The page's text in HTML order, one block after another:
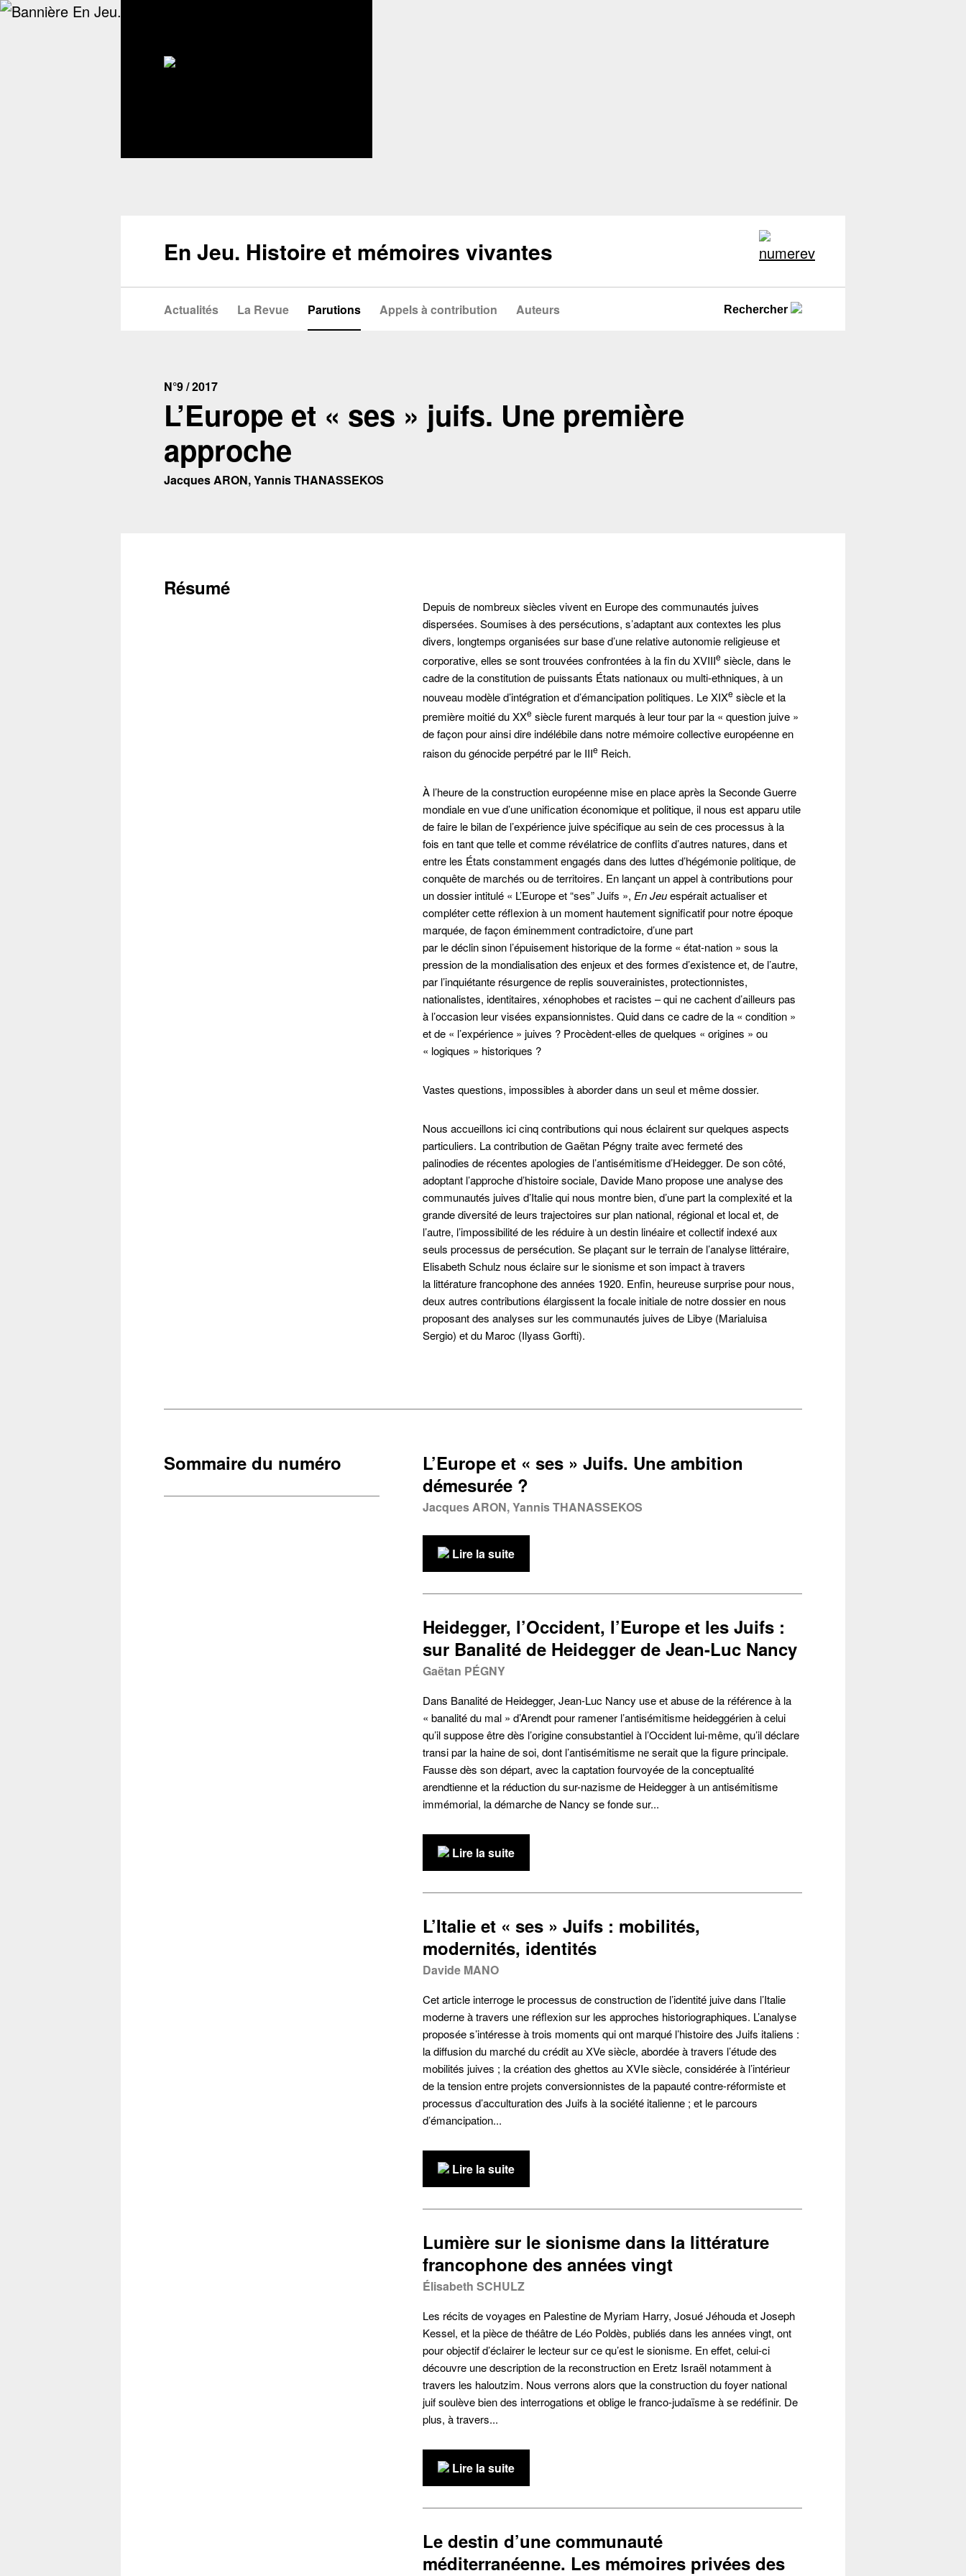
En Jeu. Histoire et mémoires vivantes
Actualités La Revue Parutions Appels à contribution Auteurs Rechercher
N°9 / 2017
L’Europe et « ses » juifs. Une première
approche
Jacques ARON, Yannis THANASSEKOS
Résumé
Depuis de nombreux siècles vivent en Europe des communautés juives
dispersées. Soumises à des persécutions, s’adaptant aux contextes les plus
divers, longtemps organisées sur base d’une relative autonomie religieuse et
corporative, elles se sont trouvées confrontées à la fin du XVIIIe siècle, dans le
cadre de la constitution de puissants États nationaux ou multi-ethniques, à un
nouveau modèle d’intégration et d’émancipation politiques. Le XIXe siècle et la
première moitié du XXe siècle furent marqués à leur tour par la « question juive »
de façon pour ainsi dire indélébile dans notre mémoire collective européenne en
raison du génocide perpétré par le IIIe Reich.
À l’heure de la construction européenne mise en place après la Seconde Guerre
mondiale en vue d’une unification économique et politique, il nous est apparu utile
de faire le bilan de l’expérience juive spécifique au sein de ces processus à la
fois en tant que telle et comme révélatrice de conflits d’autres natures, dans et
entre les États constamment engagés dans des luttes d’hégémonie politique, de
conquête de marchés ou de territoires. En lançant un appel à contributions pour
un dossier intitulé « L’Europe et “ses” Juifs », En Jeuespérait actualiser et
compléter cette réflexion à un moment hautement significatif pour notre époque
marquée, de façon éminemment contradictoire, d’une part
par le déclin sinon l’épuisement historique de la forme « état-nation » sous la
pression de la mondialisation des enjeux et des formes d’existence et, de l’autre,
par l’inquiétante résurgence de replis souverainistes, protectionnistes,
nationalistes, identitaires, xénophobes et racistes – qui ne cachent d’ailleurs pas
à l’occasion leur visées expansionnistes. Quid dans ce cadre de la « condition »
et de « l’expérience » juives ? Procèdent-elles de quelques « origines » ou
« logiques » historiques ?
Vastes questions, impossibles à aborder dans un seul et même dossier.
Nous accueillons ici cinq contributions qui nous éclairent sur quelques aspects
particuliers. La contribution de Gaëtan Pégny traite avec fermeté des
palinodies de récentes apologies de l’antisémitisme d’Heidegger. De son côté,
adoptant l’approche d’histoire sociale, Davide Mano propose une analyse des
communautés juives d’Italie qui nous montre bien, d’une part la complexité et la
grande diversité de leurs trajectoires sur plan national, régional et local et, de
l’autre, l’impossibilité de les réduire à un destin linéaire et collectif indexé aux
seuls processus de persécution. Se plaçant sur le terrain de l’analyse littéraire,
Elisabeth Schulz nous éclaire sur le sionisme et son impact à travers
la littérature francophone des années 1920. Enfin, heureuse surprise pour nous,
deux autres contributions élargissent la focale initiale de notre dossier en nous
proposant des analyses sur les communautés juives de Libye (Marialuisa
Sergio) et du Maroc (Ilyass Gorfti).
Sommaire du numéro
L’Europe et « ses » Juifs. Une ambition
démesurée ?
Jacques ARON, Yannis THANASSEKOS
Lire la suite
Heidegger, l’Occident, l’Europe et les Juifs :
sur Banalité de Heidegger de Jean-Luc Nancy
Gaëtan PÉGNY
Dans Banalité de Heidegger, Jean-Luc Nancy use et abuse de la référence à la
« banalité du mal » d’Arendt pour ramener l’antisémitisme heideggérien à celui
qu’il suppose être dès l’origine consubstantiel à l’Occident lui-même, qu’il déclare
transi par la haine de soi, dont l’antisémitisme ne serait que la figure principale.
Fausse dès son départ, avec la captation fourvoyée de la conceptualité
arendtienne et la réduction du sur-nazisme de Heidegger à un antisémitisme
immémorial, la démarche de Nancy se fonde sur...
Lire la suite
L’Italie et « ses » Juifs : mobilités,
modernités, identités
Davide MANO
Cet article interroge le processus de construction de l’identité juive dans l’Italie
moderne à travers une réflexion sur les approches historiographiques. L’analyse
proposée s’intéresse à trois moments qui ont marqué l’histoire des Juifs italiens :
la diffusion du marché du crédit au XVe siècle, abordée à travers l’étude des
mobilités juives ; la création des ghettos au XVIe siècle, considérée à l’intérieur
de la tension entre projets conversionnistes de la papauté contre-réformiste et
processus d’acculturation des Juifs à la société italienne ; et le parcours
d’émancipation...
Lire la suite
Lumière sur le sionisme dans la littérature
francophone des années vingt
Élisabeth SCHULZ
Les récits de voyages en Palestine de Myriam Harry, Josué Jéhouda et Joseph
Kessel, et la pièce de théâtre de Léo Poldès, publiés dans les années vingt, ont
pour objectif d’éclairer le lecteur sur ce qu’est le sionisme. En effet, celui-ci
découvre une description de la reconstruction en Eretz Israël notamment à
travers les haloutzim. Nous verrons alors que la construction du foyer national
juif soulève bien des interrogations et oblige le franco-judaïsme à se redéfinir. De
plus, à travers...
Lire la suite
Le destin d’une communauté
méditerranéenne. Les mémoires privées des